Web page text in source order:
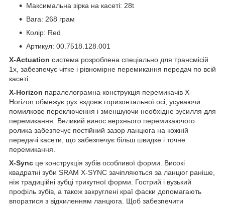
Максимальна зірка на касеті: 28t
Вага: 268 грам
Колір: Red
Артикул: 00.7518.128.001
X-Actuation система розроблена спеціально для трансмісій
1x, забезпечує чітке і рівномірне перемикання передач по всій
касеті.
X-Horizon паралелограмна конструкція перемикачів X-
Horizon обмежує рух вздовж горизонтальної осі, усуваючи
помилкове переключення і зменшуючи необхідне зусилля для
перемикання. Великий винос верхнього перемикаючого
ролика забезпечує постійний зазор ланцюга на кожній
передачі касети, що забезпечує більш швидке і точне
перемикання.
X-Sync це конструкція зубів особливої форми. Високі
квадратні зуби SRAM X-SYNC зачіпляються за ланцюг раніше,
ніж традиційні зубці трикутної форми. Гострий і вузький
профіль зубів, а також закруглені краї фаски допомагають
впоратися з відхиленням ланцюга. Щоб забезпечити